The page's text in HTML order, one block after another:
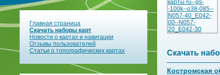
Главная страница
Скачать наборы карт
Новости о картах и навигации
Отзывы пользователей
Статьи о топографических картах
Скачать
Костромская